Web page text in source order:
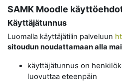
SAMK Moodle
Käyttäjätunnus
Luomalla käyttäjätilin palveluun
sitoudun noudattamaan alla
käyttäjätunnus on
luovuttaa eteenpäin